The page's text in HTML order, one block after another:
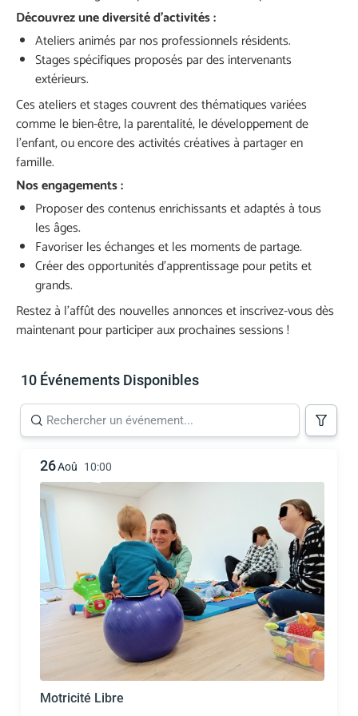
Découvrez une diversité d’activités :
Ateliers animés par nos professionnels résidents.
Stages spécifiques proposés par des intervenants
extérieurs.
Ces ateliers et stages couvrent des thématiques variées
comme le bien-être, la parentalité, le développement de
l’enfant, ou encore des activités créatives à partager en
famille.
Nos engagements :
Proposer des contenus enrichissants et adaptés à tous
les âges.
Favoriser les échanges et les moments de partage.
Créer des opportunités d’apprentissage pour petits et
grands.
Restez à l’affût des nouvelles annonces et inscrivez-vous dès
maintenant pour participer aux prochaines sessions !
10 Événements Disponibles
26Aoû 10:00
Motricité Libre